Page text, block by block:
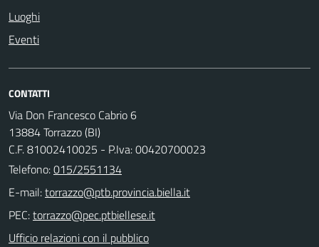
Luoghi
Eventi
CONTATTI
Via Don Francesco Cabrio 6
13884 Torrazzo (BI)
C.F. 81002410025 - P.Iva: 00420700023
Telefono:015/2551134
E-mail:
PEC:
Ufficio relazioni con il pubblico